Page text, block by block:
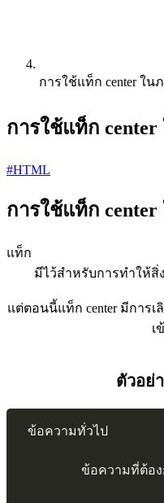
การใช้แท็ก center ใน
การใช้แท็ก
#HTML
การใช้แท็ก
แท็ก
มีไว้สำหรับการทำให้สิ่
แต่ตอนนี้แท็ก center มีการเ
เ
ตัวอย่
ข้อความทั่วไป
ข้อความที่ต้อง